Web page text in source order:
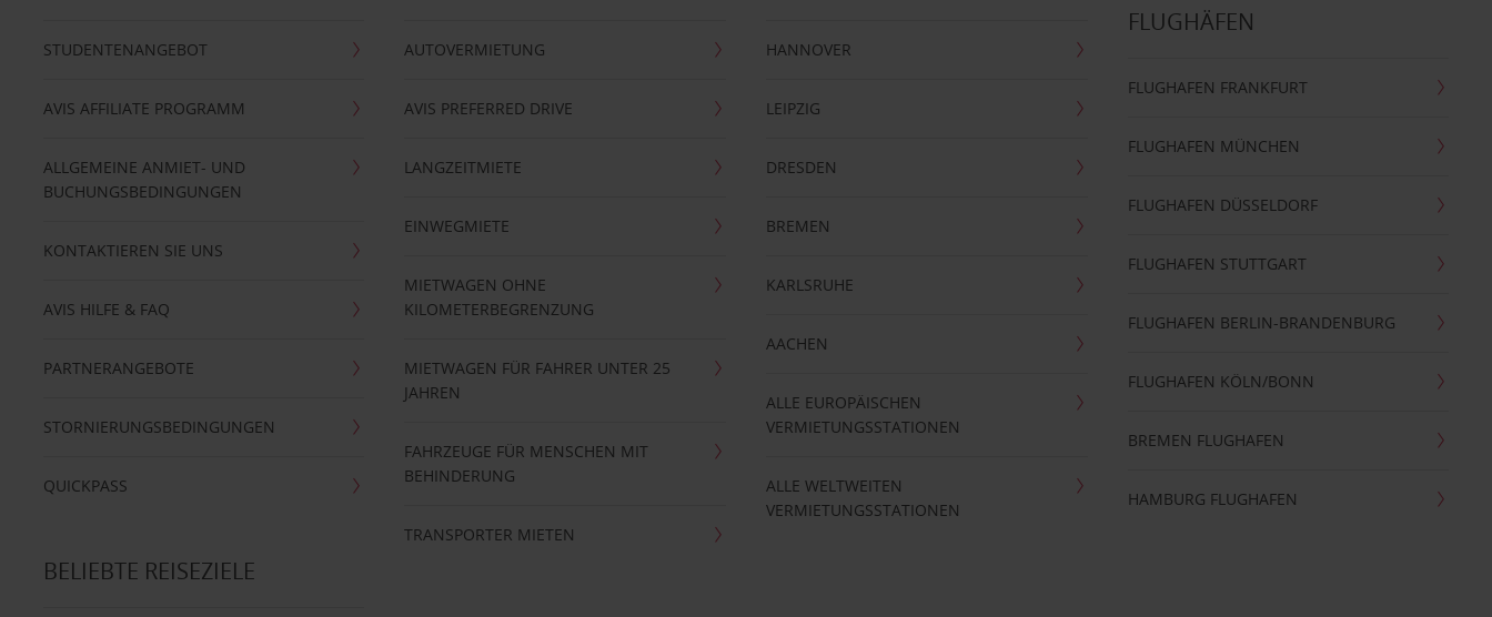
STUDENTENANGEBOT
AVIS AFFILIATE PROGRAMM
ALLGEMEINE ANMIET- UND
BUCHUNGSBEDINGUNGEN
KONTAKTIEREN SIE UNS
AVIS HILFE & FAQ
PARTNERANGEBOTE
STORNIERUNGSBEDINGUNGEN
QUICKPASS
AUTOVERMIETUNG
AVIS PREFERRED DRIVE
LANGZEITMIETE
EINWEGMIETE
MIETWAGEN OHNE
KILOMETERBEGRENZUNG
MIETWAGEN FÜR FAHRER UNTER 25
JAHREN
FAHRZEUGE FÜR MENSCHEN MIT
BEHINDERUNG
TRANSPORTER MIETEN
HANNOVER
LEIPZIG
DRESDEN
BREMEN
KARLSRUHE
AACHEN
ALLE EUROPÄISCHEN
VERMIETUNGSSTATIONEN
ALLE WELTWEITEN
VERMIETUNGSSTATIONEN
FLUGHÄFEN
FLUGHAFEN FRANKFURT
FLUGHAFEN MÜNCHEN
FLUGHAFEN DÜSSELDORF
FLUGHAFEN STUTTGART
FLUGHAFEN BERLIN-BRANDENBURG
FLUGHAFEN KÖLN/BONN
BREMEN FLUGHAFEN
HAMBURG FLUGHAFEN
BELIEBTE REISEZIELE